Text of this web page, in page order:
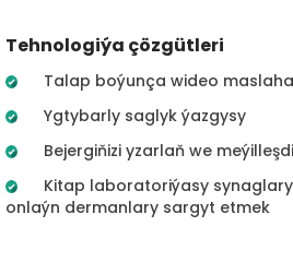
Tehnologiýa çözgütleri
Talap boýunça wideo
Ygtybarly saglyk ýazgysy
Bejergiňizi yzarlaň we
Kitap laboratoriýasy
onlaýn dermanlary sargyt etmek